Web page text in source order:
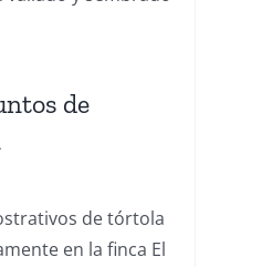
de
de tórtola
en la finca El